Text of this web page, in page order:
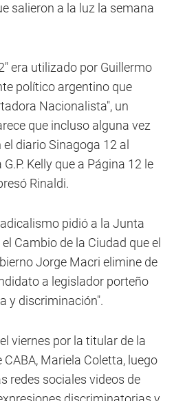
salieron a la luz la semana
era utilizado por Guillermo
político argentino que
Nacionalista", un
que incluso alguna vez
diario Sinagoga 12 al
Kelly que a Página 12 le
Rinaldi.
pidió a la Junta
Cambio de la Ciudad que el
Jorge Macri elimine de
a legislador porteño
y discriminación".
viernes por la titular de la
Mariela Coletta, luego
redes sociales videos de